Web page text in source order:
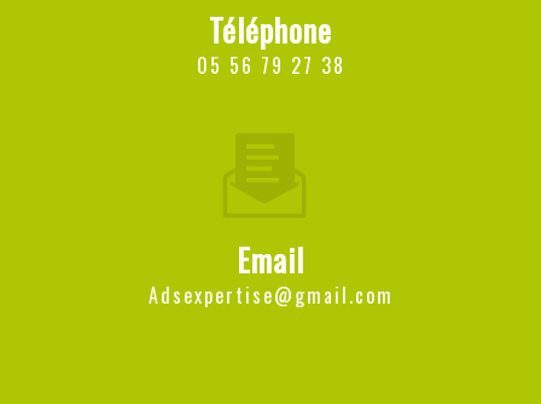
Téléphone
05 56 79 27 38
Email
adsexpertise@gmail.com